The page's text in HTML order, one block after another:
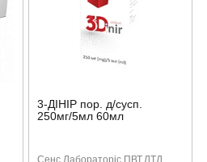
3-ДІНІР пор. д/сусп.
250мг/5мл 60мл
Сенс Лабораторіс ПВТ.ЛТД.,